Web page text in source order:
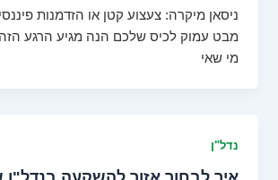
ניסאן מיקרה: צעצוע קטן או הזדמנות
מבט עמוק לכיס שלכם הנה מגיע הרגע
מי שאי
נדל"ן